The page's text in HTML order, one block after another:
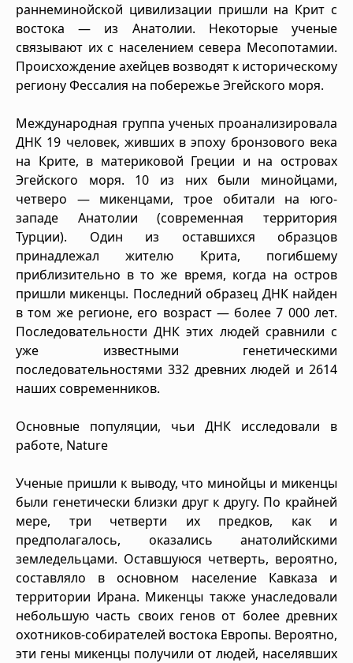
раннеминойской цивилизации пришли на Крит с
востока — из Анатолии. Некоторые ученые
связывают их с населением севера Месопотамии.
Происхождение ахейцев возводят к историческому
региону Фессалия на побережье Эгейского моря.
Международная группа ученых проанализировала
ДНК 19 человек, живших в эпоху бронзового века
на Крите, в материковой Греции и на островах
Эгейского моря. 10 из них были минойцами,
четверо — микенцами, трое обитали на юго-
западе Анатолии (современная территория
Турции). Один из оставшихся образцов
принадлежал жителю Крита, погибшему
приблизительно в то же время, когда на остров
пришли микенцы. Последний образец ДНК найден
в том же регионе, его возраст — более 7 000 лет.
Последовательности ДНК этих людей сравнили с
уже известными генетическими
последовательностями 332 древних людей и 2614
наших современников.
Основные популяции, чьи ДНК исследовали в
работе, Nature
Ученые пришли к выводу, что минойцы и микенцы
были генетически близки друг к другу. По крайней
мере, три четверти их предков, как и
предполагалось, оказались анатолийскими
земледельцами. Оставшуюся четверть, вероятно,
составляло в основном население Кавказа и
территории Ирана. Микенцы также унаследовали
небольшую часть своих генов от более древних
охотников-собирателей востока Европы. Вероятно,
эти гены микенцы получили от людей, населявших